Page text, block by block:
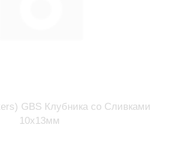
GBS Клубника со Сливками
10x13мм